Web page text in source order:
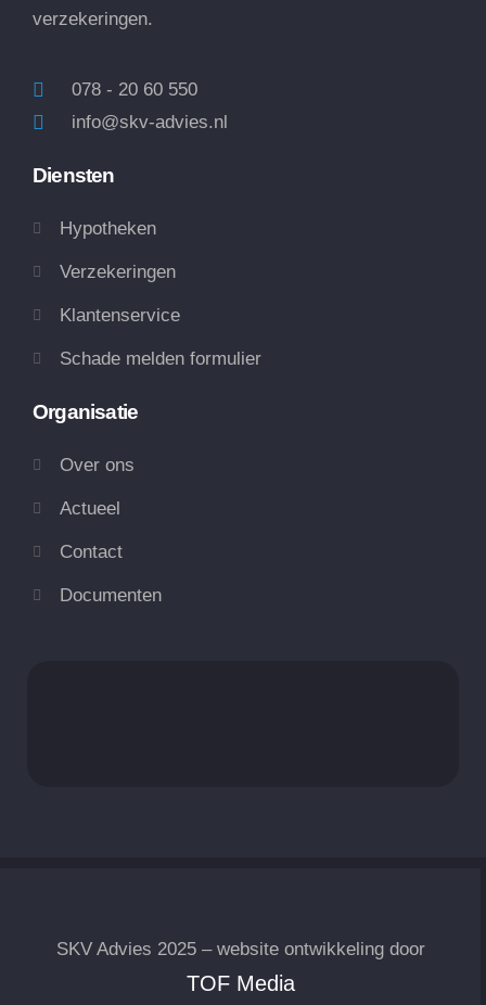
verzekeringen.
078 - 20 60 550
info@skv-advies.nl
Diensten
Hypotheken
Verzekeringen
Klantenservice
Schade melden formulier
Organisatie
Over ons
Actueel
Contact
Documenten
SKV Advies 2025 – website ontwikkeling door
TOF Media